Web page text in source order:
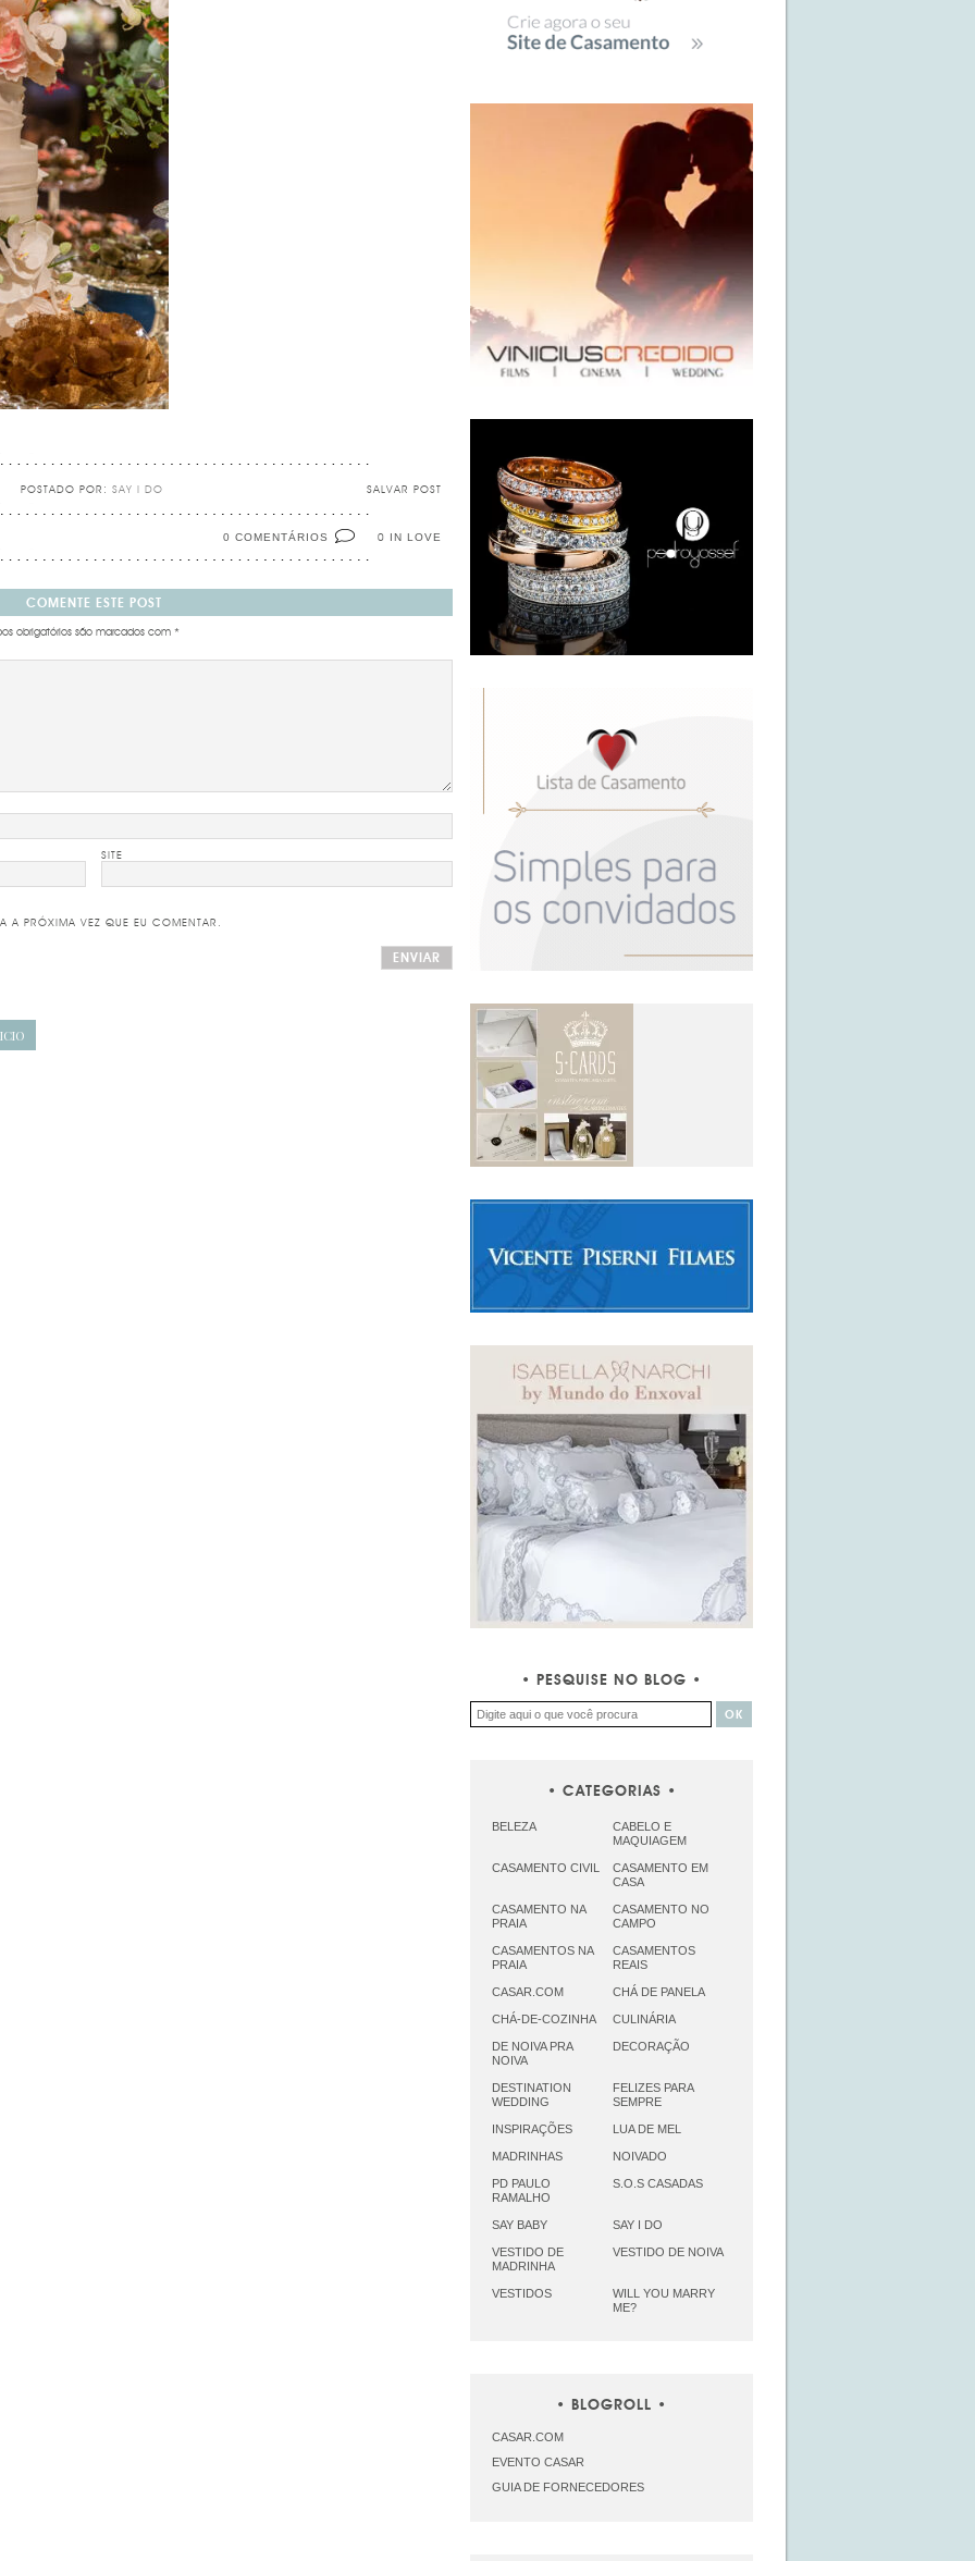
SALVAR POST
POSTADO POR: SAY I DO
0 IN LOVE
0 COMENTÁRIOS
COMENTE ESTE POST
obrigatórios são marcados com *
SITE
A PRÓXIMA VEZ QUE EU COMENTAR.
PESQUISE NO BLOG
CATEGORIAS
BELEZA
CABELO E
MAQUIAGEM
CASAMENTO CIVIL
CASAMENTO EM
CASA
CASAMENTO NA
PRAIA
CASAMENTO NO
CAMPO
CASAMENTOS NA
PRAIA
CASAMENTOS
REAIS
CASAR.COM CHÁ DE PANELA
CHÁ-DE-COZINHA CULINÁRIA
DE NOIVA PRA
NOIVA
DECORAÇÃO
DESTINATION
WEDDING
FELIZES PARA
SEMPRE
INSPIRAÇÕES LUA DE MEL
MADRINHAS NOIVADO
PD PAULO
RAMALHO
S.O.S CASADAS
SAY BABY SAY I DO
VESTIDO DE
MADRINHA
VESTIDO DE NOIVA
VESTIDOS
WILL YOU MARRY
ME?
BLOGROLL
CASAR.COM
EVENTO CASAR
GUIA DE FORNECEDORES